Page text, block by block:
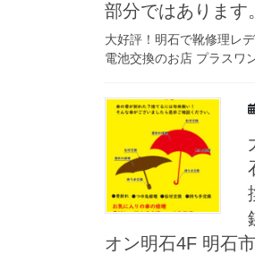
部分ではあります。
大好評！明石で靴修理レ
電池交換のお店 プラスワ
オン明石4F 明石